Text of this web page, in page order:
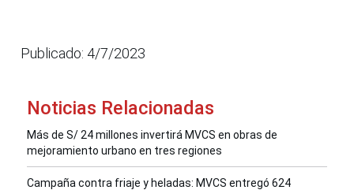
Publicado: 4/7/2023
Noticias Relacionadas
Más de S/ 24 millones invertirá MVCS en obras de
mejoramiento urbano en tres regiones
Campaña contra friaje y heladas: MVCS entregó 624